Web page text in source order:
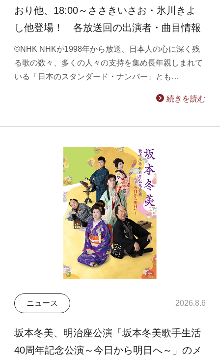
おり他、18:00～ささきいさお・氷川きよ
し他登場！ 各放送回の出演者・曲目情報
©NHK NHKが1998年から放送、日本人の心に深く残
る歌の数々、多くの人々の支持を集め長年親しまれて
いる「日本のスタンダード・ナンバー」とも…
続きを読む
ニュース 2026.8.6
坂本冬美、明治座公演「坂本冬美歌手生活
40周年記念公演～今日から明日へ～」のメ